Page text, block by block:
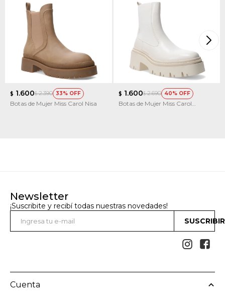
$ 1.600$ 2.390 33
Botas de Mujer Miss Carol Nisa
$ 1.600$ 2.690 40
Botas de Mujer Miss Carol
Newsletter
¡Suscribite y recibí todas nuestras novedades!
 
Cuenta